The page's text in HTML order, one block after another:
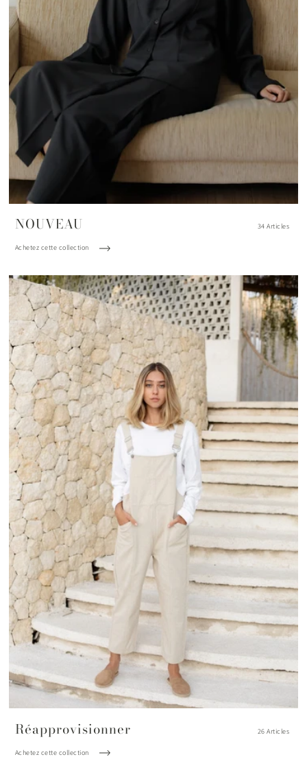
NOUVEAU 34 Articles
Achetez cette collection
Réapprovisionner 26 Articles
Achetez cette collection